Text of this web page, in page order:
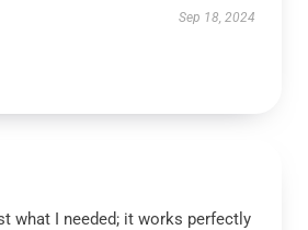
Sep 18, 2024
what I needed; it works perfectly